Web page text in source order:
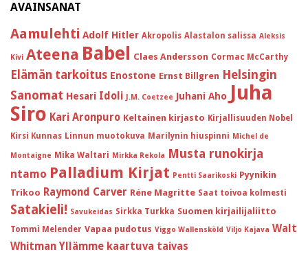
AVAINSANAT
Aamulehti Adolf Hitler Akropolis Alastalon salissa Aleksis
Kivi Ateena Babel Claes Andersson Cormac McCarthy
Elämän tarkoitus Enostone Ernst Billgren Helsingin
Sanomat Hesari Idoli J.M. Coetzee Juhani Aho Juha
Siro Kari Aronpuro Keltainen kirjasto Kirjallisuuden Nobel
Kirsi Kunnas Linnun muotokuva Marilynin hiuspinni Michel de
Montaigne Mika Waltari Mirkka Rekola Musta runokirja
ntamo Palladium Kirjat Pentti Saarikoski Pyynikin
Trikoo Raymond Carver Réne Magritte Saat toivoa kolmesti
Satakieli! Savukeidas Sirkka Turkka Suomen kirjailijaliitto
Tommi Melender Vapaa pudotus Viggo Wallensköld Viljo Kajava Walt
Whitman Yllämme kaartuva taivas